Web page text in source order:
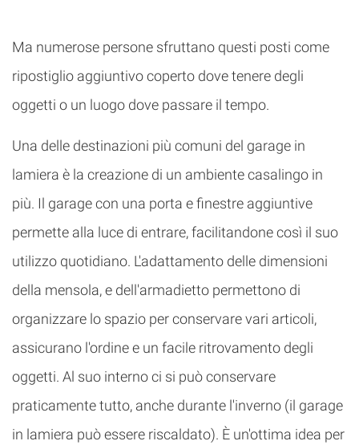
Ma numerose persone sfruttano questi posti come
ripostiglio aggiuntivo coperto dove tenere degli
oggetti o un luogo dove passare il tempo.
Una delle destinazioni più comuni del garage in
lamiera è la creazione di un ambiente casalingo in
più. Il garage con una porta e finestre aggiuntive
permette alla luce di entrare, facilitandone così il suo
utilizzo quotidiano. L'adattamento delle dimensioni
della mensola, e dell'armadietto permettono di
organizzare lo spazio per conservare vari articoli,
assicurano l'ordine e un facile ritrovamento degli
oggetti. Al suo interno ci si può conservare
praticamente tutto, anche durante l'inverno (il garage
in lamiera può essere riscaldato). È un'ottima idea per